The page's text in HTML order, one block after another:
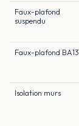
Faux-plafond
suspendu
Faux-plafond BA13
Isolation murs